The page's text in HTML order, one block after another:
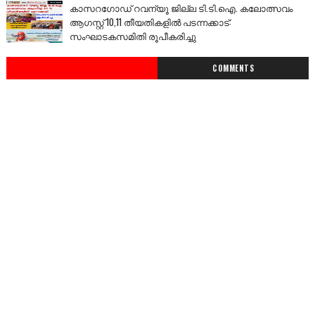
കാസറഗോഡ് റവന്യൂ ജില്ല ടി.ടി.ഐ. കലോത്സവം
ആഗസ്റ്റ് 10,11 തീയതികളിൽ പടന്നക്കാട്:
സംഘാടകസമിതി രൂപീകരിച്ചു
COMMENTS